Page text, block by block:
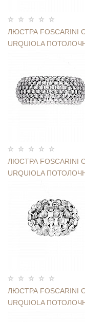
ЛЮСТРА FOSCARINI
URQUIOLA
ЛЮСТРА FOSCARINI
URQUIOLA
ЛЮСТРА FOSCARINI
URQUIOLA